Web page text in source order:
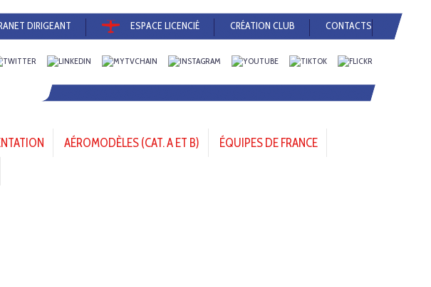
DIRIGEANT ESPACE LICENCIÉ CRÉATION CLUB CONTACTS
AÉROMODÈLES (CAT. A ET B)
ÉQUIPES DE FRANCE